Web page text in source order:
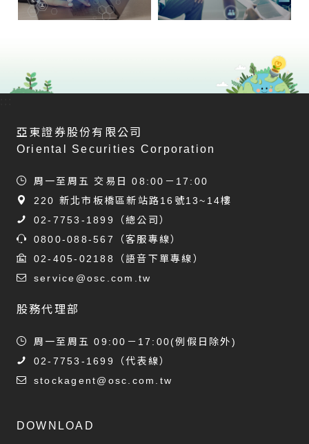
亞東證券股份有限公司
Oriental Securities Corporation
周一至周五 交易日 08:00－17:00
220 新北市板橋區新站路16號13~14樓
02-7753-1899
（總公司）
0800-088-567
（客服專線）
02-405-02188
（語音下單專線）
service@osc.com.tw
股務代理部
周一至周五 09:00－17:00(例假日除外)
02-7753-1699
（代表線）
stockagent@osc.com.tw
DOWNLOAD